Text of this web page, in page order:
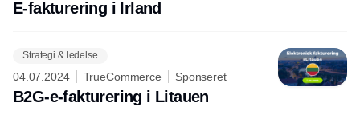
E-fakturering i Irland
Strategi & ledelse
04.07.2024 TrueCommerce Sponseret
B2G-e-fakturering i Litauen